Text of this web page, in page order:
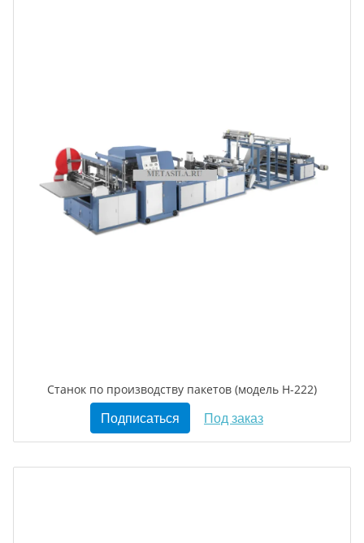
Станок по производству пакетов (модель Н-222)
Подписаться Под заказ